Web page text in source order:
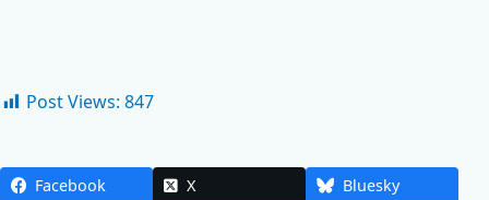
Post Views: 847
Facebook X
Bluesky